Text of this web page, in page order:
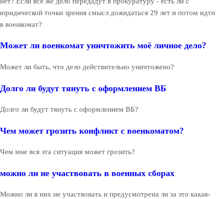
юридической точки зрения смысл дожидаться 29 лет и потом идти
в военкомат?
Может ли военкомат уничтожить моё личное дело?
Может ли быть, что дело действительно уничтожено?
Долго ли будут тянуть с оформлением ВБ
Долго ли будут тянуть с оформлением ВБ?
Чем может грозить конфликт с военкоматом?
Чем мне вся эта ситуация может грозить?
можно ли не участвовать в военных сборах
Можно ли в них не участвовать и предусмотрена ли за это какая-